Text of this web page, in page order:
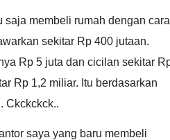
saja membeli rumah dengan cara
sekitar Rp 400 jutaan.
Rp 5 juta dan cicilan sekitar
Rp 1,2 miliar. Itu berdasarkan
Ckckckck..
saya yang baru membeli